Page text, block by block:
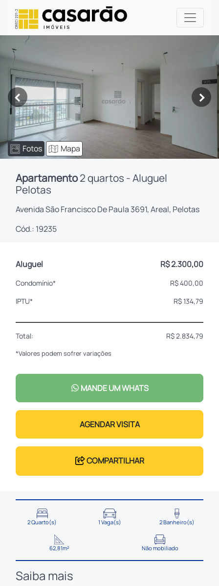
< >
Fotos Mapa
Apartamento2 quartos - Aluguel
Pelotas
Avenida São Francisco De Paula 3691, Areal, Pelotas
Cód.: 19235
Aluguel R$ 2.300,00
Condomínio*
R$ 400,00
IPTU*
R$ 134,79
Total: R$ 2.834,79
*Valores podem sofrer variações
MANDE UM WHATS
AGENDAR VISITA
COMPARTILHAR
2 Quarto(s) 1 Vaga(s) 2 Banheiro(s)
62,81m² Não mobiliado
Saiba mais